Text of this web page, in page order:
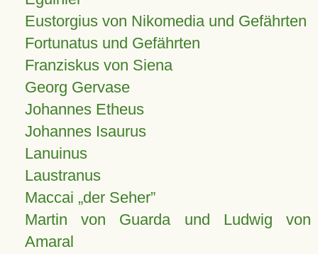
Eustorgius von Nikomedia und Gefährten
Fortunatus und Gefährten
Franziskus von Siena
Georg Gervase
Johannes Etheus
Johannes Isaurus
Lanuinus
Laustranus
Maccai „der Seher”
Martin von Guarda und Ludwig von
Amaral